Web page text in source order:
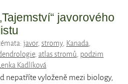
javorového
listu
javor, stromy, Kanada,
, atlas stromů, podzim
Kadlíková
nepatříte vyloženě mezi biology,